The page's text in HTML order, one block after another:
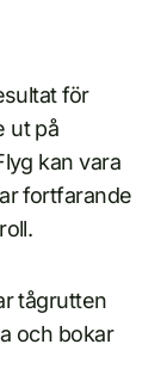
för
ut på
kan vara
fortfarande
tågrutten
och bokar